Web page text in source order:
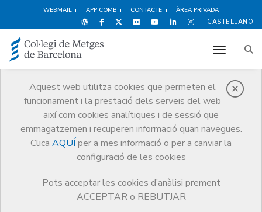
WEBMAIL APP COMB CONTACTE ÀREA PRIVADA
CASTELLANO
Aquest web utilitza cookies que permeten el
funcionament i la prestació dels serveis del web
així com cookies analítiques i de sessió que
emmagatzemen i recuperen informació quan navegues.
Clica AQUÍ per a mes informació o per a canviar la
configuració de les cookies
Pots acceptar les cookies d’anàlisi prement
ACCEPTAR o REBUTJAR
toggle
Agenda
Agenda
Acte de la Professió Mèdica del Berguedà